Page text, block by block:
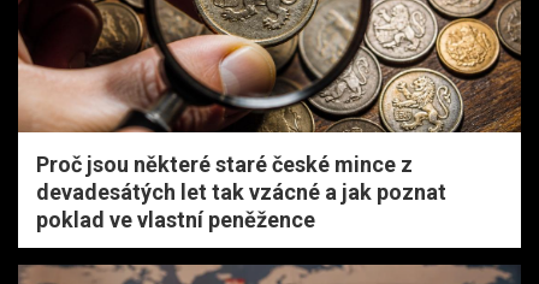
Proč jsou některé staré české mince z
devadesátých let tak vzácné a jak poznat
poklad ve vlastní peněžence